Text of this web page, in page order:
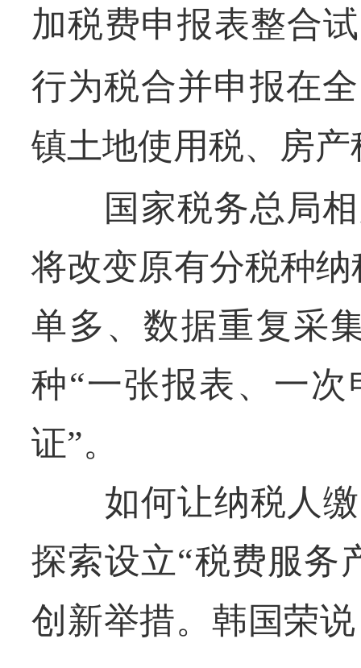
加税费申报表整合
行为税合并申报在
镇土地使用税、房
国家税务总局相
将改变原有分税种
单多、数据重复采
种“一张报表、一
证”。
如何让纳税人缴
探索设立“税费服务
创新举措。韩国荣